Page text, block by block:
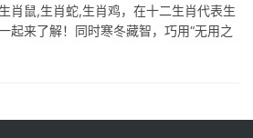
肖鼠,生肖蛇,生肖鸡，在十二生肖代表生
起来了解！同时寒冬藏智，巧用“无用之
似无用，却暗合鼠辈“囤积居奇”的天